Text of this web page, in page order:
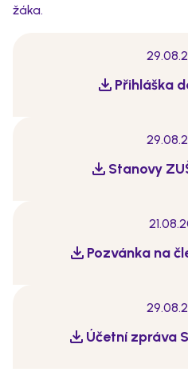
žáka.
Přihláška
Stanovy